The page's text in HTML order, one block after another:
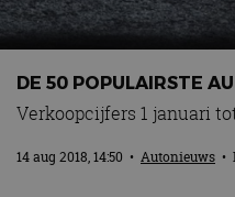
Adverteren
Contact
MotorRAI.nl
DE 50 POPULAIRSTE
Verkoopcijfers 1 januari
14 aug 2018, 14:50 • Autonieuws •